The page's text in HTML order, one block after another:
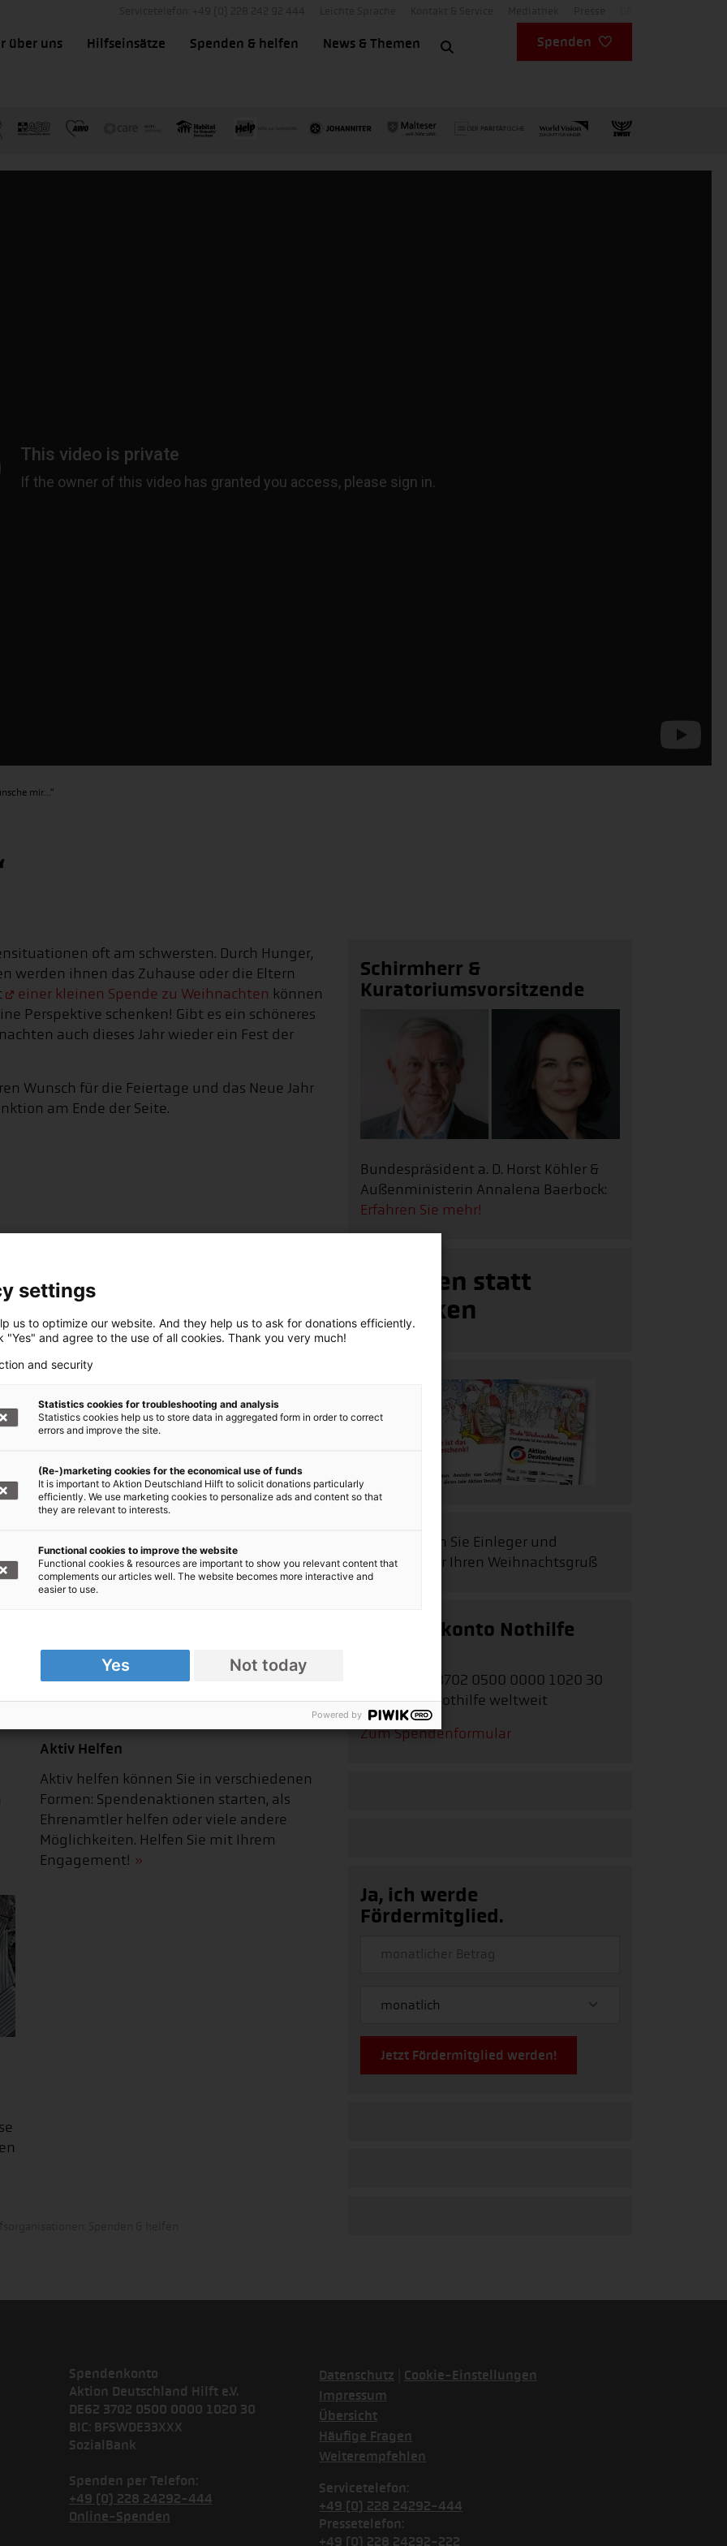
über uns Hilfseinsätze Spenden & helfen News & Themen Spenden
mir…“
oft am schwersten. Durch Hunger,
werden ihnen das Zuhause oder die Eltern
einer kleinen Spende zu Weihnachten können
Perspektive schenken! Gibt es ein schöneres
auch dieses Jahr wieder ein Fest der
Wunsch für die Feiertage und das Neue Jahr
am Ende der Seite.
+++
der Hilfsorganisationen,
für die Nothilfe weltweit
Nothilfe weltweit
1020 30, BIC: BFSWDE33XXX
spenden!
Aktiv Helfen
Aktiv helfen können Sie in verschiedenen
Formen: Spendenaktionen starten, als
Ehrenamtler helfen oder viele andere
Möglichkeiten. Helfen Sie mit Ihrem
Engagement!
Schirmherr &
Kuratoriumsvorsitzende
Bundespräsident a. D. Horst Köhler &
Außenministerin Annalena Baerbock:
Erfahren Sie mehr!
Spenden statt
schenken
Hier erhalten Sie Einleger und
Aufkleber für Ihren Weihnachtsgruß
Spendenkonto Nothilfe
DE62 3702 0500 0000 1020 30
Stichwort:Nothilfe weltweit
Zum Spendenformular
Ja, ich werde
Fördermitglied.
Jetzt Fördermitglied werden!
Spendenkonto
Aktion Deutschland Hilft e.V.
DE62 3702 0500 0000 1020 30
BIC: BFSWDE33XXX
SozialBank
Spenden per Telefon:
+49 (0) 228 24292-444
Online-Spenden
Datenschutz
Cookie-Einstellungen
Impressum
Übersicht
Häufige Fragen
Weiterempfehlen
Servicetelefon:
+49 (0) 228 24292-444
Pressetelefon:
+49 (0) 228 24292-222
settings
us to optimize our website. And they help us to ask for donations efficiently.
"Yes" and agree to the use of all cookies. Thank you very much!
and security
Statistics cookies for troubleshooting and analysis
Statistics cookies help us to store data in aggregated form in order to correct
errors and improve the site.
(Re-)marketing cookies for the economical use of funds
It is important to Aktion Deutschland Hilft to solicit donations particularly
efficiently. We use marketing cookies to personalize ads and content so that
they are relevant to interests.
Functional cookies to improve the website
Functional cookies & resources are important to show you relevant content that
complements our articles well. The website becomes more interactive and
easier to use.
Yes Not today
Powered by